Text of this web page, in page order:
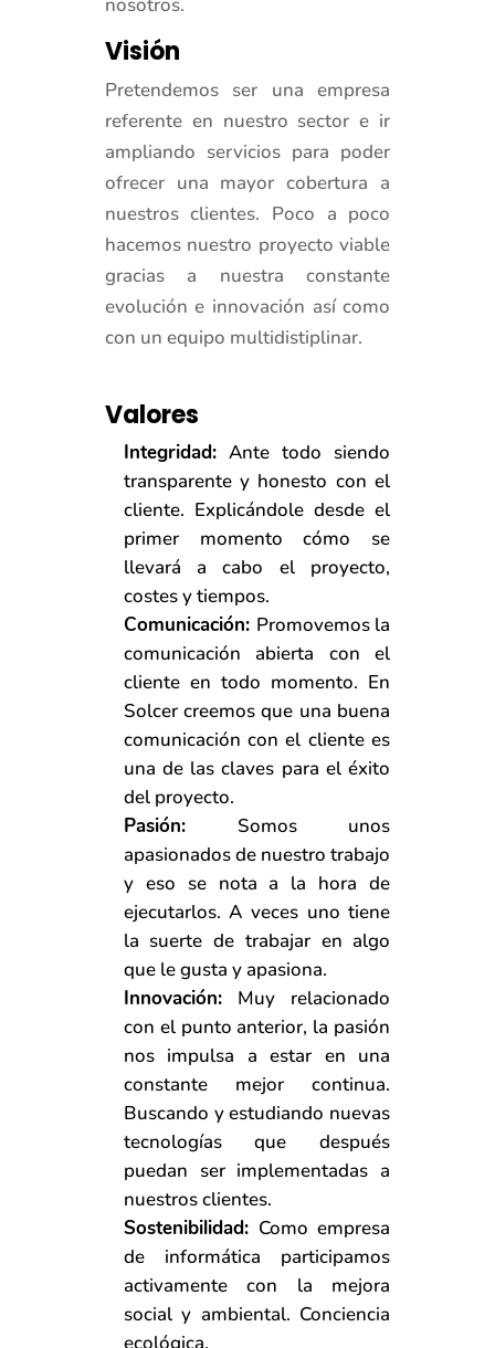
Visión
Pretendemos ser una empresa
referente en nuestro sector e ir
ampliando servicios para poder
ofrecer una mayor cobertura a
nuestros clientes. Poco a poco
hacemos nuestro proyecto viable
gracias a nuestra constante
evolución e innovación así como
con un equipo multidistiplinar.
Valores
Integridad:Ante todo siendo
transparente y honesto con el
cliente. Explicándole desde el
primer momento cómo se
llevará a cabo el proyecto,
costes y tiempos.
Comunicación: Promovemos la
comunicación abierta con el
cliente en todo momento. En
Solcer creemos que una buena
comunicación con el cliente es
una de las claves para el éxito
del proyecto.
Pasión: Somos unos
apasionados de nuestro trabajo
y eso se nota a la hora de
ejecutarlos. A veces uno tiene
la suerte de trabajar en algo
que le gusta y apasiona.
Innovación:Muy relacionado
con el punto anterior, la pasión
nos impulsa a estar en una
constante mejor continua.
Buscando y estudiando nuevas
tecnologías que después
puedan ser implementadas a
nuestros clientes.
Sostenibilidad: Como empresa
de informática participamos
activamente con la mejora
social y ambiental. Conciencia
ecológica.